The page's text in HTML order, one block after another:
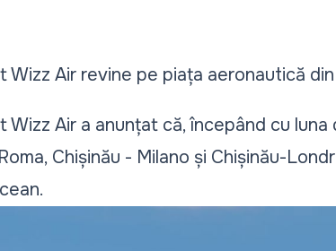
Wizz Air revine pe piața aeronautică
Wizz Air a anunțat că, începând cu
Chișinău - Milano și Chișinău-